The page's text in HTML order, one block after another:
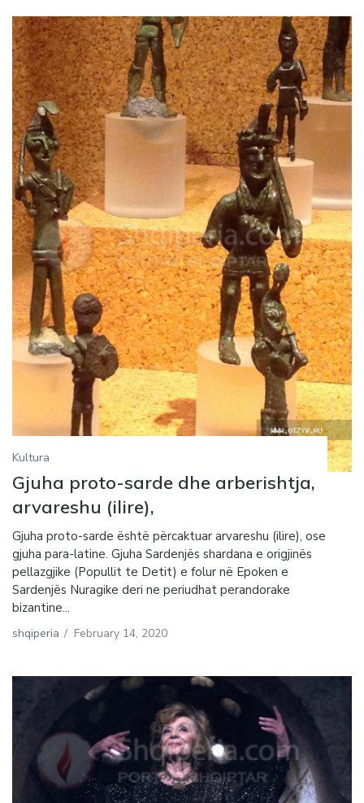
Kultura
Gjuha proto-sarde dhe arberishtja,
arvareshu (ilire),
Gjuha proto-sarde është përcaktuar arvareshu (ilire), ose
gjuha para-latine. Gjuha Sardenjës shardana e origjinës
pellazgjike (Popullit te Detit) e folur në Epoken e
Sardenjës Nuragike deri ne periudhat perandorake
bizantine...
shqiperia / February 14, 2020